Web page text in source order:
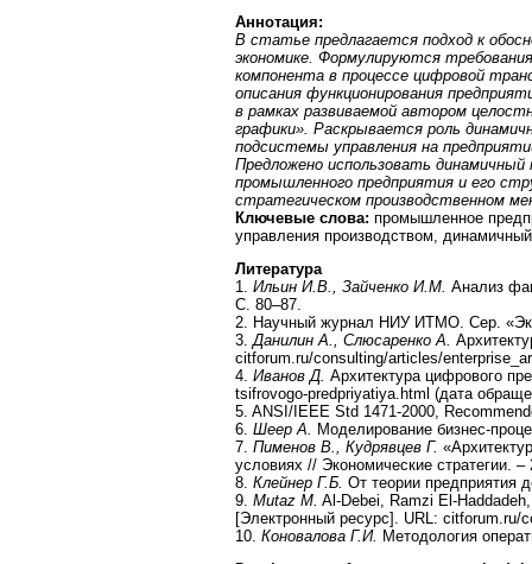
Аннотация:
В статье предлагается подход к
экономике. Формулируются
компонента в процессе цифровой
описания функционирования
в рамках развиваемой автором
графики». Раскрывается роль
подсистемы управления на
Предложено использовать
промышленного предприятия и его
стратегическом производственном
Ключевые слова: промышленное
управления производством,
Литература
1. Ильин И.В., Зайченко И.М. Анализ
С. 80–87.
2. Научный журнал НИУ ИТМО. Сер.
3. Данилин А., Слюсаренко А.
citforum.ru/consulting/articles/
4. Иванов Д. Архитектура цифрового
tsifrovogo-predpriyatiya.html (дата
5. ANSI/IEEE Std 1471-2000,
6. Шеер А.
Моделирование бизнес-
7. Пименов В., Кудрявцев Г.
условиях // Экономические стратегии.
8. Клейнер Г.Б. От теории предприятия
9. Mutaz M. Al-Debei, Ramzi El-
[Электронный ресурс]. URL:
10. Коновалова Г.И. Методология